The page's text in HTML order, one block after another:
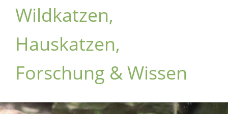
Wildkatzen,
Hauskatzen,
Forschung & Wissen